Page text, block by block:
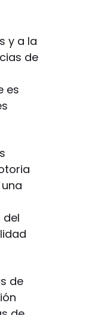
y a la
de
es
de